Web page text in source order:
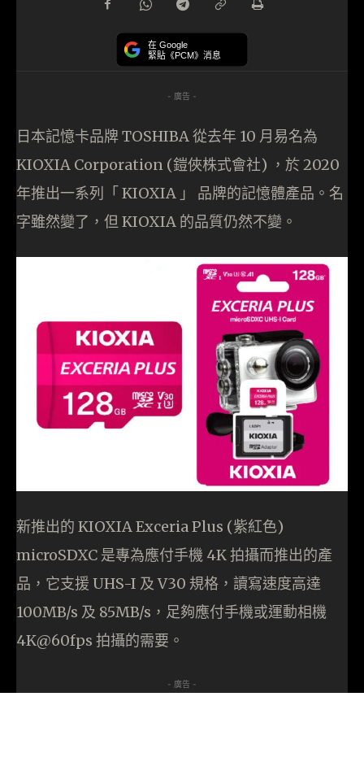
在 Google
緊貼《PCM》消息
- 廣告 -
日本記憶卡品牌 TOSHIBA 從去年 10 月易名為
KIOXIA Corporation (鎧俠株式會社) ，於 2020
年推出一系列「 KIOXIA 」 品牌的記憶體產品。名
字雖然變了，但 KIOXIA 的品質仍然不變。
新推出的 KIOXIA Exceria Plus (紫紅色)
microSDXC 是專為應付手機 4K 拍攝而推出的產
品，它支援 UHS-I 及 V30 規格，讀寫速度高達
100MB/s 及 85MB/s，足夠應付手機或運動相機
4K@60fps 拍攝的需要。
- 廣告 -